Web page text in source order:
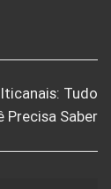
Tudo
Precisa Saber